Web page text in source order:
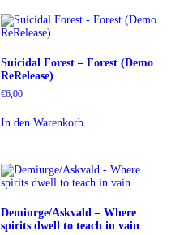
Suicidal Forest – Forest (Demo
ReRelease)
€6,00
In den Warenkorb
Demiurge/Askvald – Where
spirits dwell to teach in vain